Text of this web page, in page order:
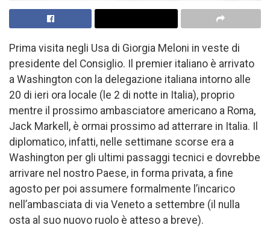
Prima visita negli Usa di Giorgia Meloni in veste di
presidente del Consiglio. Il premier italiano è arrivato
a Washington con la delegazione italiana intorno alle
20 di ieri ora locale (le 2 di notte in Italia), proprio
mentre il prossimo ambasciatore americano a Roma,
Jack Markell, è ormai prossimo ad atterrare in Italia. Il
diplomatico, infatti, nelle settimane scorse era a
Washington per gli ultimi passaggi tecnici e dovrebbe
arrivare nel nostro Paese, in forma privata, a fine
agosto per poi assumere formalmente l’incarico
nell’ambasciata di via Veneto a settembre (il nulla
osta al suo nuovo ruolo è atteso a breve).